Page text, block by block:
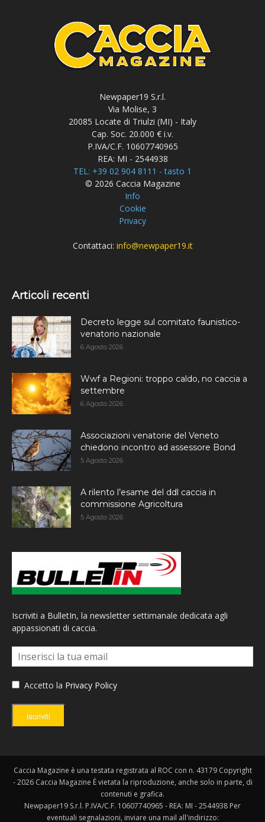
Newpaper19 S.r.l.
Via Molise, 3
20085 Locate di Triulzi (MI) - Italy
Cap. Soc. 20.000 € i.v.
P.IVA/C.F. 10607740965
REA: MI - 2544938
TEL: +39 02 904 8111 - tasto 1
© 2026 Caccia Magazine
Info
Cookie
Privacy
Contattaci: info@newpaper19.it
Articoli recenti
Decreto legge sul comitato faunistico-
venatorio nazionale
6 Agosto 2026
Wwf a Regioni: troppo caldo, no caccia a
settembre
6 Agosto 2026
Associazioni venatorie del Veneto
chiedono incontro ad assessore Bond
5 Agosto 2026
A rilento l’esame del ddl caccia in
commissione Agricoltura
5 Agosto 2026
Iscriviti a BulletIn, la newsletter settimanale dedicata agli
appassionati di caccia.
Accetto la Privacy Policy
Iscriviti
Caccia Magazine è una testata registrata al ROC con n. 43179 Copyright
- 2026 Caccia Magazine È vietata la riproduzione, anche solo in parte, di
contenuti e grafica.
Newpaper19 S.r.l. P.IVA/C.F. 10607740965 - REA: MI - 2544938 Per
eventuali segnalazioni, inviare una mail all'indirizzo: